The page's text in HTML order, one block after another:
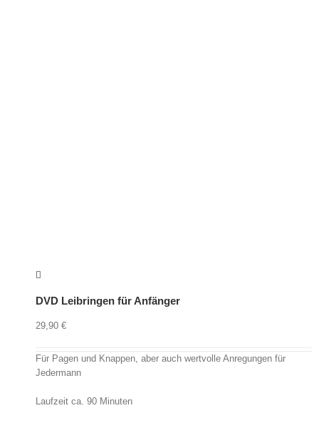
DVD Leibringen für Anfänger
29,90 €
Für Pagen und Knappen, aber auch wertvolle Anregungen für
Jedermann
Laufzeit ca. 90 Minuten